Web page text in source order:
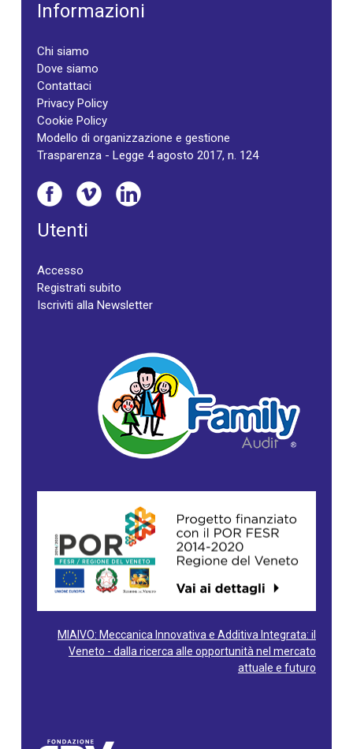
Informazioni
Chi siamo
Dove siamo
Contattaci
Privacy Policy
Cookie Policy
Modello di organizzazione e gestione
Trasparenza - Legge 4 agosto 2017, n. 124
Utenti
Accesso
Registrati subito
Iscriviti alla Newsletter
MIAIVO: Meccanica Innovativa e Additiva Integrata: il
Veneto - dalla ricerca alle opportunità nel mercato
attuale e futuro